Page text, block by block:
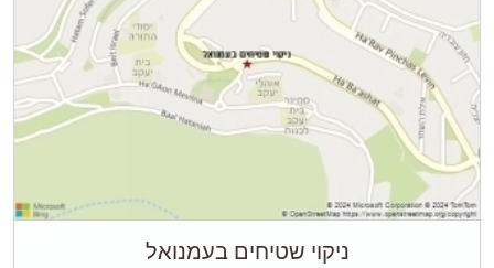
ניקוי שטיחים בעמנואל